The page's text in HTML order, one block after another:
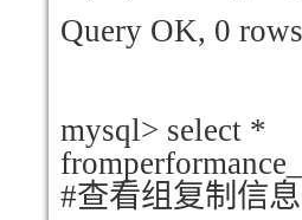
Query OK, 0
mysql> select *
#查看组复制信息